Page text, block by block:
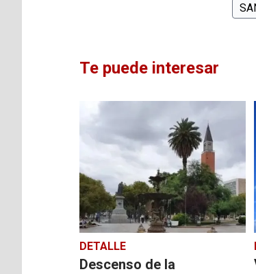
Te puede interesar
DETALLE
Descenso de la